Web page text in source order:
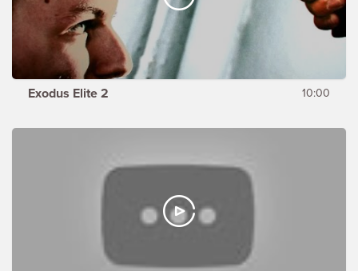
Exodus Elite 2 10:00